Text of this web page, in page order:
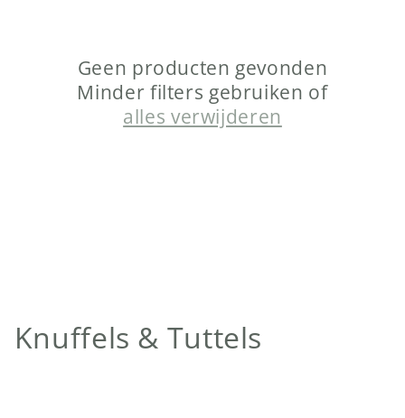
Geen producten gevonden
Minder filters gebruiken of
alles verwijderen
C
Knuffels & Tuttels